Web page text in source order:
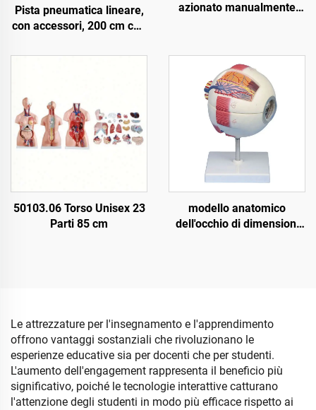
Pista pneumatica lineare,
con accessori, 200 cm con
digitale
azionato manualmente
50103.06 Torso Unisex 23
Parti 85 cm
modello anatomico
dell'occhio di dimensioni
Le attrezzature per l'insegnamento e l'apprendimento
offrono vantaggi sostanziali che rivoluzionano le
esperienze educative sia per docenti che per studenti.
L'aumento dell'engagement rappresenta il beneficio più
significativo, poiché le tecnologie interattive catturano
l'attenzione degli studenti in modo più efficace rispetto ai